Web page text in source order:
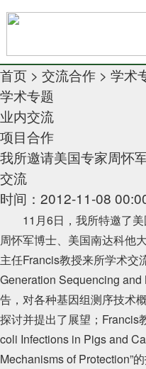
首页 > 交流合作 > 学术
学术专题
业内交流
项目合作
我所邀请美国专家周怀
交流
时间：2012-11-08
11 月6日，我所特邀了
周怀军博士、美国南达科他
主任Francis教授来所学术交
Generation Sequencing
告，对各种基因组测序技术
探讨并提出了展望； Francis
coli Infections in Pigs and
Mechanisms of Protection”